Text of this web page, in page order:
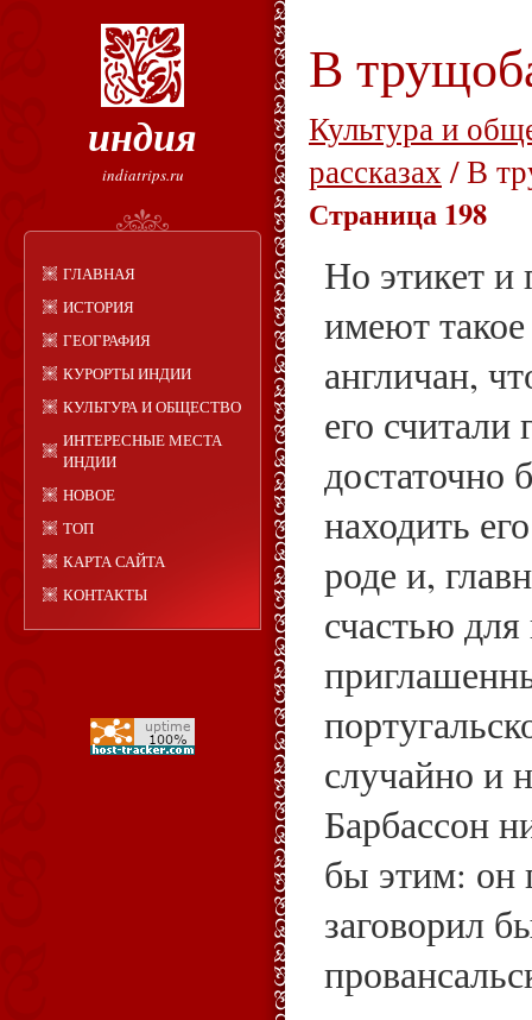
индия
indiatrips.ru
ГЛАВНАЯ
ИСТОРИЯ
ГЕОГРАФИЯ
КУРОРТЫ ИНДИИ
КУЛЬТУРА И ОБЩЕСТВО
ИНТЕРЕСНЫЕ МЕСТА
ИНДИИ
НОВОЕ
ТОП
КАРТА САЙТА
КОНТАКТЫ
В
Культура и
рассказах/ В
Страница 198
Но этикет и
имеют такое
англичан,
его
достаточно
находить
роде и,
счастью
случайно и
Барбассон
бы этим: он
заговорил